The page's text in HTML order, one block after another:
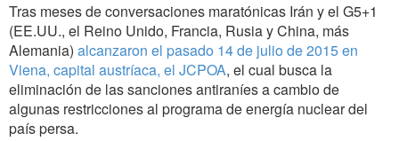
Tras meses de conversaciones maratónicas Irán y el G5+1
(EE.UU., el Reino Unido, Francia, Rusia y China, más
Alemania) alcanzaron el pasado 14 de julio de 2015 en
Viena, capital austríaca, el JCPOA, el cual busca la
eliminación de las sanciones antiraníes a cambio de
algunas restricciones al programa de energía nuclear del
país persa.